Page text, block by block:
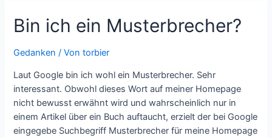
Bin ich ein Musterbrecher?
Gedanken / Vontorbier
Laut Google bin ich wohl ein Musterbrecher. Sehr
interessant. Obwohl dieses Wort auf meiner Homepage
nicht bewusst erwähnt wird und wahrscheinlich nur in
einem Artikel über ein Buch auftaucht, erzielt der bei Google
eingegebe Suchbegriff Musterbrecher für meine Homepage